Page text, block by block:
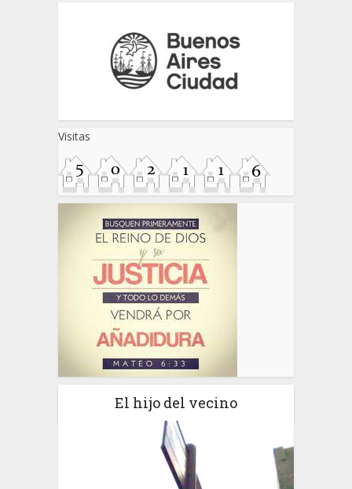
Visitas
El hijo del vecino